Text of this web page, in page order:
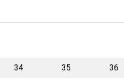
34 35 36